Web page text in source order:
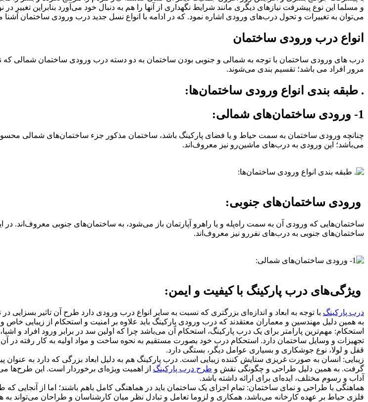
و مسلما این نوع پیشرفت نیازهای دیگری مانند شرایط نگهداری از آنها را هم به دنبال خود می‌آورد بنابراین
می‌توان به تغییرات و تحول درب‌های ورودی اشاره نمود. که در ادامه با انواع نسل جدید درب ورودی ساختمان
انواع درب ورودی ساختمان
درب های ورودی ساختمان با توجه به شمالی و جنوبی بودن ساختمان به دو دسته درب ورودی ساختمان شمالی که
مرور افراد می باشد؛ تقسیم بندی می‌شوند.
. طبقه بندی انواع ورودی ساختمان‌ها:
1-
ورودی ساختمان‌های شمالی:
چنانچه ورودی ساختمان به سمت حیاط و یا فضای پارکینگ باشد، ساختمان مذکور جزء ساختمان‌های شمالی
می‌باشد؛ این ورودی به درب‌های ماشین‌رو نیز معروف‌اند.
ورودی ساختمان‌های جنوبی:
ساختمان‌هایی که ورودی آن به سمت راه‌پله و یا راهرو آپارتمان باز می‌شود، به ساختمان‌های جنوبی معروف‌اند.
ساختمان‌های جنوبی به درب‌های نفررو نیز معروف‌اند.
ویژگی‌های درب پارکینگ با کیفیت و ایمن:
درب پارکینگ با توجه به ابعاد و اندازه‌ای بزرگتری که نسبت به سایر انواع درب ورودی دارد طرح آن تاثیر
به همین دلیل مهندسین و معماران معتقدند که درب ورودی پارکینگ باید علاوه بر امنیت و استحکام از زیبایی
استحکام: مهم‌ترین پارامتر برای یک درب پارکینگ، استحکام آن می‌باشد چرا که اولین سد در برابر ورود افراد و
تجهیزات و وسایل ساختمان دارد. استحکام درب خود بصورت مستقیم به نحوه ساخت و مواد اولیه به کار رفته در آن
قفل و لولا، نوع جوشکاری و بسیاری عوامل دیگر، بستگی دارد.
زیبایی: انسان به صورت غریزی ستایش کننده زیبایی است. درب پارکینگ هم به دلیل ابعاد بزرگی که دارد به عنوان
گرفت. به همین دلیل طراحی و چگونگی نقش و طرح درب پارکینگ از اهمیت ویژه‌ای برخوردار است. این طرح‌ها
آداب و رسوم مختلف، ایده‌ای برای ارائه داشته باشد.
هماهنگی با طراحی و نمای ساختمان: تمام اجزای یک ساختمان باید در هماهنگی کامل باهم باشند؛ اما از آنجایی
فلزی حیاط بر عهده کارخانه می‌باشد، همکاری و لزوما تعامل و تبادل نظر میان کارشناسان و طراحان می‌تواند